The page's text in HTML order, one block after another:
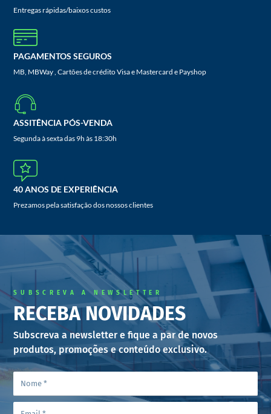
Entregas rápidas/baixos custos
PAGAMENTOS SEGUROS
MB, MBWay , Cartões de crédito Visa e Mastercard e Payshop
ASSITÊNCIA PÓS-VENDA
Segunda à sexta das 9h às 18:30h
40 ANOS DE EXPERIÊNCIA
Prezamos pela satisfação dos nossos clientes
SUBSCREVA A NEWSLETTER
RECEBA NOVIDADES
Subscreva a newsletter e fique a par de novos
produtos, promoções e conteúdo exclusivo.